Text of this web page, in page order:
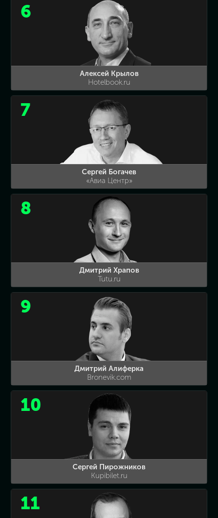
6
Алексей Крылов
Hotelbook.ru
7
Сергей Богачев
«Авиа Центр»
8
Дмитрий Храпов
Tutu.ru
9
Дмитрий Алиферка
Bronevik.com
10
Сергей Пирожников
Kupibilet.ru
11